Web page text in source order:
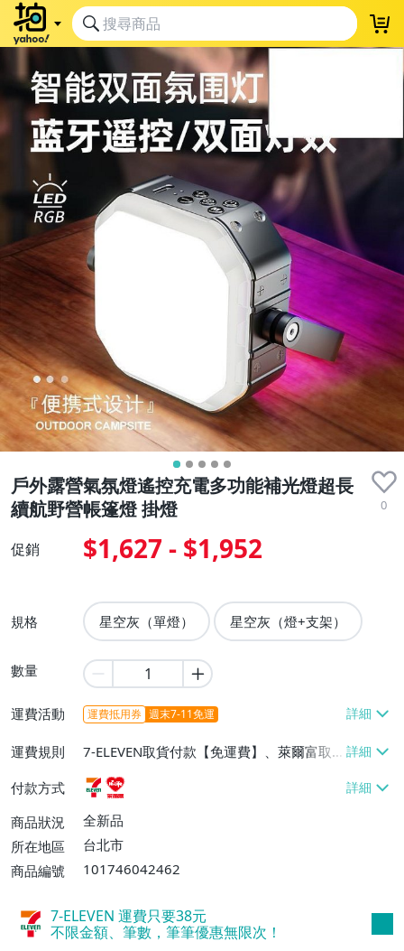
戶外露營氣氛燈遙控充電多功能補光燈超長
續航野營帳篷燈 掛燈
0
促銷 $1,627 - $1,952
規格 星空灰（單燈） 星空灰（燈+支架）
數量
運費活動 運費抵用券 週末7-11免運
運費規則
7-ELEVEN取貨付款【免運費】、萊爾富取
貨付款【免運費】
付款方式
商品狀況
全新品
所在地區
台北市
商品編號
101746042462
7-ELEVEN 運費只要38元
不限金額、筆數，筆筆優惠無限次！